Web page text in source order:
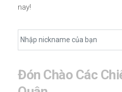
nay!
Đón Chào Các